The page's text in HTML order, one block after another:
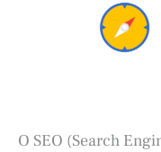
O SEO (Search